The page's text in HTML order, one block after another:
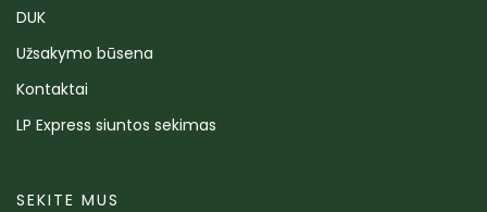
DUK
Užsakymo būsena
Kontaktai
LP Express siuntos sekimas
SEKITE MUS